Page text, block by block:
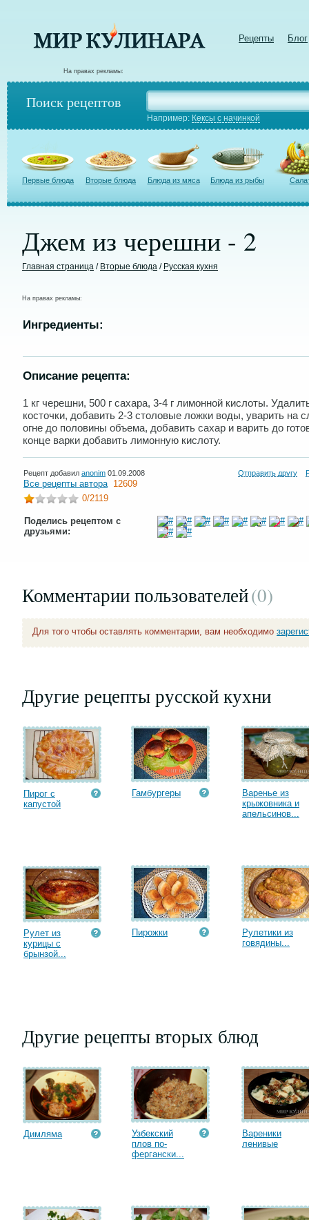
Рецепты Блог
На правах рекламы:
Поиск рецептов
Например: Кексы с начинкой
Первые блюда Вторые блюда Блюда из мяса Блюда из рыбы
Джем из черешни - 2
Главная страница / Вторые блюда / Русская кухня
На правах рекламы:
Ингредиенты:
Описание рецепта:
1 кг черешни, 500 г сахара, 3-4 г лимонной кислоты.
косточки, добавить 2-3 столовые ложки воды, уварить на
огне до половины объема, добавить сахар и варить до
конце варки добавить лимонную кислоту.
Рецепт добавил anonim 01.09.2008 Отправить другу
Все рецепты автора 12609
0/2119
Поделись рецептом с
друзьями:
Комментарии пользователей(0)
Для того чтобы оставлять комментарии, вам необходимо
Другие рецепты русской кухни
Пирог с
капустой
Гамбургеры
Варенье из
крыжовника и
апельсинов...
Рулет из
курицы с
брынзой...
Пирожки
Рулетики из
говядины...
Другие рецепты вторых блюд
Димляма
Узбекский
плов по-
фергански...
Вареники
ленивые